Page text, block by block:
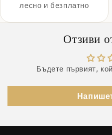
лесно и безплатно
Отзиви
Бъдете първият,